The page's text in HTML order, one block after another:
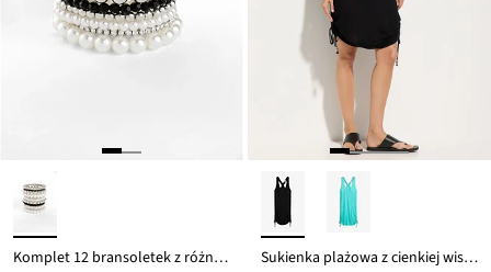
Komplet 12 bransoletek z różnych koralików Sukienka plażowa z cienkiej wiskozy